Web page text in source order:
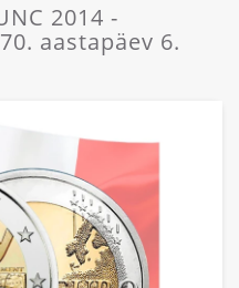
2014 -
aastapäev 6.